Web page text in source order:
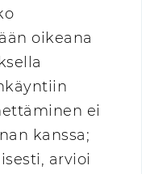
oikeana
ei
kanssa;
arvioi